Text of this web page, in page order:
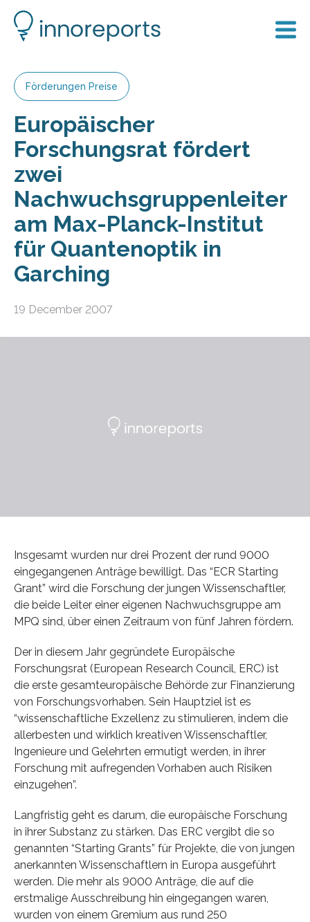
Förderungen Preise
Europäischer
Forschungsrat fördert
zwei
Nachwuchsgruppenleiter
am Max-Planck-Institut
für Quantenoptik in
Garching
19 December 2007
Insgesamt wurden nur drei Prozent der rund 9000
eingegangenen Anträge bewilligt. Das “ECR Starting
Grant” wird die Forschung der jungen Wissenschaftler,
die beide Leiter einer eigenen Nachwuchsgruppe am
MPQ sind, über einen Zeitraum von fünf Jahren fördern.
Der in diesem Jahr gegründete Europäische
Forschungsrat (European Research Council, ERC) ist
die erste gesamteuropäische Behörde zur Finanzierung
von Forschungsvorhaben. Sein Hauptziel ist es
“wissenschaftliche Exzellenz zu stimulieren, indem die
allerbesten und wirklich kreativen Wissenschaftler,
Ingenieure und Gelehrten ermutigt werden, in ihrer
Forschung mit aufregenden Vorhaben auch Risiken
einzugehen”.
Langfristig geht es darum, die europäische Forschung
in ihrer Substanz zu stärken. Das ERC vergibt die so
genannten “Starting Grants” für Projekte, die von jungen
anerkannten Wissenschaftlern in Europa ausgeführt
werden. Die mehr als 9000 Anträge, die auf die
erstmalige Ausschreibung hin eingegangen waren,
wurden von einem Gremium aus rund 250